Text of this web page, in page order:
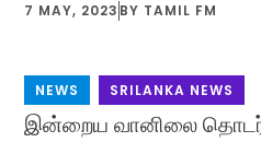
7 MAY, 2023 BY TAMIL FM
NEWS SRILANKA NEWS
இன்றைய வானிலை